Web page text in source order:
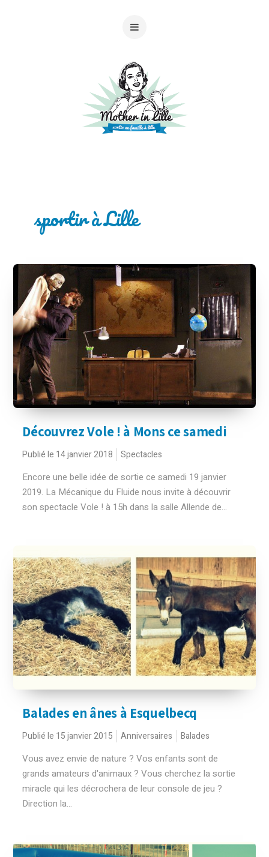
sportir à Lille
Découvrez Vole ! à Mons ce samedi
Publié le 14 janvier 2018 Spectacles
Encore une belle idée de sortie ce samedi 19 janvier
2019. La Mécanique du Fluide nous invite à découvrir
son spectacle Vole ! à 15h dans la salle Allende de...
Balades en ânes à Esquelbecq
Publié le 15 janvier 2015 Anniversaires Balades
Vous avez envie de nature ? Vos enfants sont de
grands amateurs d'animaux ? Vous cherchez la sortie
miracle qui les décrochera de leur console de jeu ?
Direction la...